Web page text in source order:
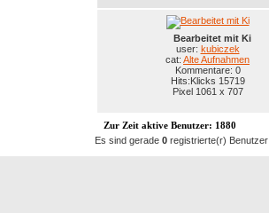
Bearbeitet mit Ki
user: kubiczek
cat: Alte Aufnahmen
Kommentare: 0
Hits:Klicks 15719
Pixel 1061 x 707
Zur Zeit aktive Benutzer: 1880
Es sind gerade 0 registrierte(r)